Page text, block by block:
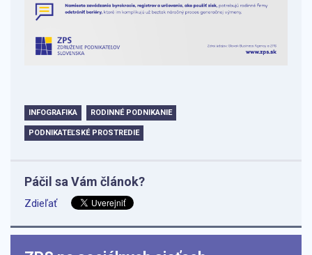
INFOGRAFIKA RODINNÉ PODNIKANIE
PODNIKATEĽSKÉ PROSTREDIE
Páčil sa Vám článok?
Zdieľať